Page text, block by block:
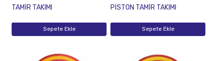
TAMİR TAKIMI
Sepete Ekle
PİSTON TAMİR TAKIMI
Sepete Ekle